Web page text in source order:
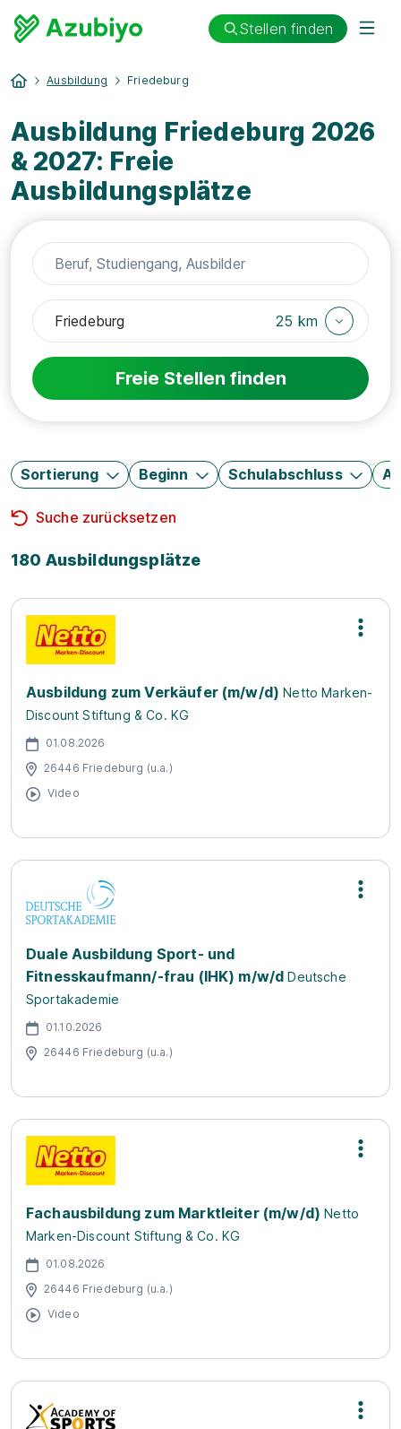
Stellen finden
Ausbildung Friedeburg
Ausbildung Friedeburg 2026
& 2027: Freie
Ausbildungsplätze
25 km
Freie Stellen finden
Sortierung Beginn Schulabschluss
Suche zurücksetzen
180 Ausbildungsplätze
Ausbildung zum Verkäufer (m/w/d) Netto Marken-
Discount Stiftung & Co. KG
01.08.2026
26446 Friedeburg (u.a.)
Video
Duale Ausbildung Sport- und
Fitnesskaufmann/-frau (IHK) m/w/d Deutsche
Sportakademie
01.10.2026
26446 Friedeburg (u.a.)
Fachausbildung zum Marktleiter (m/w/d) Netto
Marken-Discount Stiftung & Co. KG
01.08.2026
26446 Friedeburg (u.a.)
Video